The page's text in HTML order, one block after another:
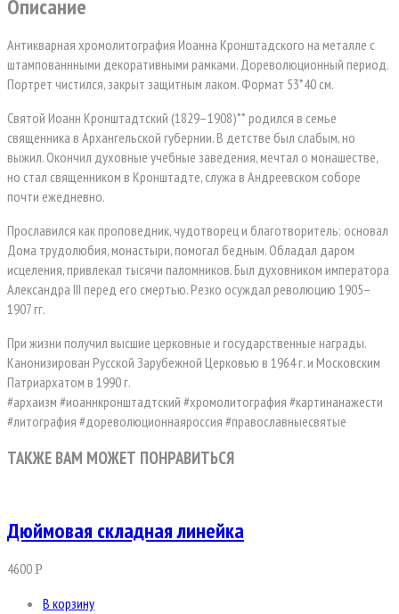
Описание
Антикварная хромолитография Иоанна Кронштадского на металле с
штампованнными декоративными рамками. Дореволюционный период.
Портрет чистился, закрыт защитным лаком. Формат 53*40 см.
Святой Иоанн Кронштадтский (1829–1908)** родился в семье
священника в Архангельской губернии. В детстве был слабым, но
выжил. Окончил духовные учебные заведения, мечтал о монашестве,
но стал священником в Кронштадте, служа в Андреевском соборе
почти ежедневно.
Прославился как проповедник, чудотворец и благотворитель: основал
Дома трудолюбия, монастыри, помогал бедным. Обладал даром
исцеления, привлекал тысячи паломников. Был духовником императора
Александра III перед его смертью. Резко осуждал революцию 1905–
1907 гг.
При жизни получил высшие церковные и государственные награды.
Канонизирован Русской Зарубежной Церковью в 1964 г. и Московским
Патриархатом в 1990 г.
#архаизм #иоаннкронштадтский #хромолитография #картинанажести
#литография #дореволюционнаяроссия #православныесвятые
ТАКЖЕ ВАМ МОЖЕТ ПОНРАВИТЬСЯ
Дюймовая складная линейка
4600Р
В корзину